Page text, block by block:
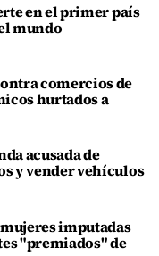
en el primer país
mundo
comercios de
hurtados a
acusada de
y vender vehículos
imputadas
"premiados" de